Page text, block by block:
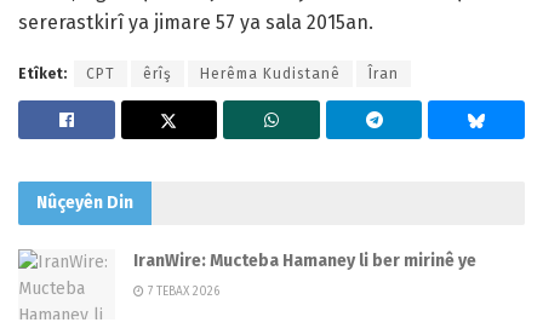
sererastkirî ya jimare 57 ya sala 2015an.
Etîket: CPT êrîş Herêma Kudistanê Îran
Nûçeyên Din
IranWire: Mucteba Hamaney li ber mirinê ye
7 TEBAX 2026